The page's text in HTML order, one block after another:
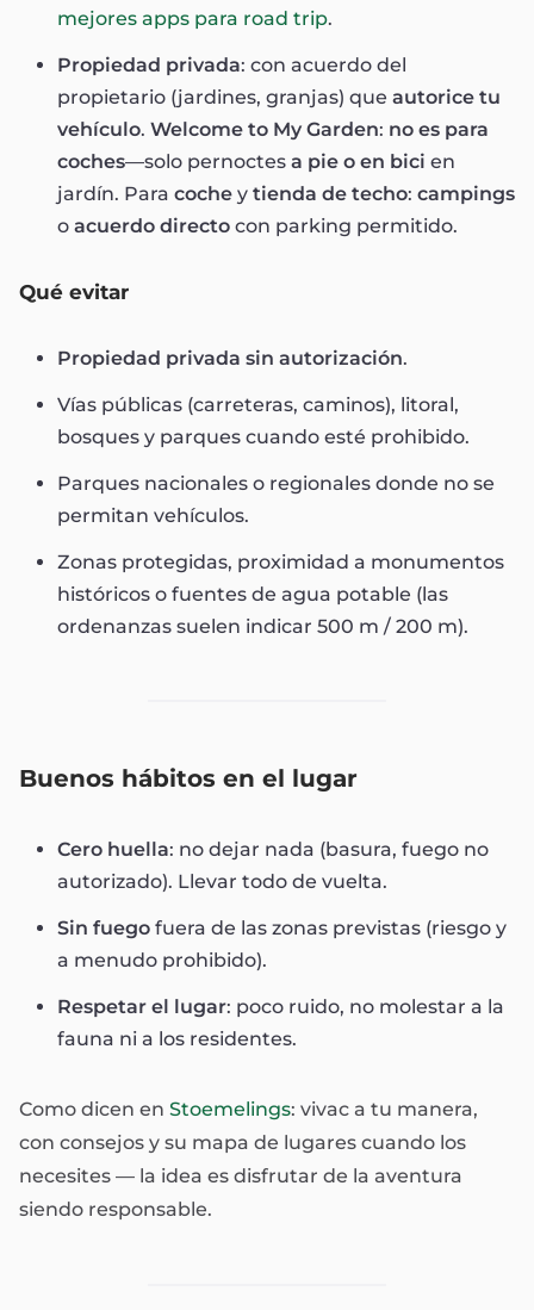
mejores apps para road trip.
Propiedad privada: con acuerdo del
propietario (jardines, granjas) que autorice tu
vehículo. Welcome to My Garden: no es para
coches—solo pernoctes a pie o en bici en
jardín. Para coche y tienda de techo: campings
o acuerdo directo con parking permitido.
Qué evitar
Propiedad privada sin autorización.
Vías públicas (carreteras, caminos), litoral,
bosques y parques cuando esté prohibido.
Parques nacionales o regionales donde no se
permitan vehículos.
Zonas protegidas, proximidad a monumentos
históricos o fuentes de agua potable (las
ordenanzas suelen indicar 500 m / 200 m).
Buenos hábitos en el lugar
Cero huella: no dejar nada (basura, fuego no
autorizado). Llevar todo de vuelta.
Sin fuego fuera de las zonas previstas (riesgo y
a menudo prohibido).
Respetar el lugar: poco ruido, no molestar a la
fauna ni a los residentes.
Como dicen en Stoemelings: vivac a tu manera,
con consejos y su mapa de lugares cuando los
necesites — la idea es disfrutar de la aventura
siendo responsable.